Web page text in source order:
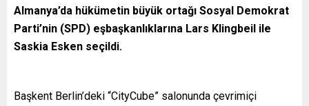
Almanya’da hükümetin büyük ortağı Sosyal Demokrat
Parti’nin (SPD) eşbaşkanlıklarına Lars Klingbeil ile
Saskia Esken seçildi.
Başkent Berlin’deki “CityCube” salonunda çevrimiçi